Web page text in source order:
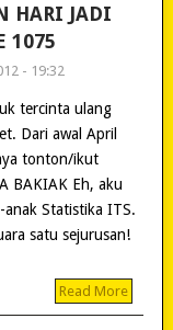
HARI JADI
1075
- 19:32
tercinta ulang
Dari awal April
tonton/ikut
BAKIAK Eh, aku
Statistika ITS.
satu sejurusan!
Read More